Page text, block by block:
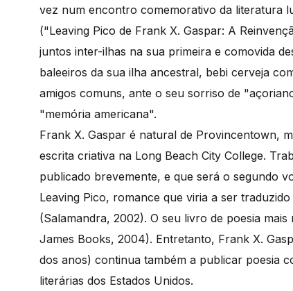
vez num encontro comemorativo da literatura
("Leaving Pico de Frank X. Gaspar: A
juntos inter-ilhas na sua primeira e comovida
baleeiros da sua ilha ancestral, bebi cerveja
amigos comuns, ante o seu sorriso de
"memória americana".
Frank X. Gaspar é natural de Provincentown,
escrita criativa na Long Beach City College.
publicado brevemente, e que será o segundo
Leaving Pico, romance que viria a ser
(Salamandra, 2002). O seu livro de poesia
James Books, 2004). Entretanto, Frank X.
dos anos) continua também a publicar poesia
literárias dos Estados Unidos.